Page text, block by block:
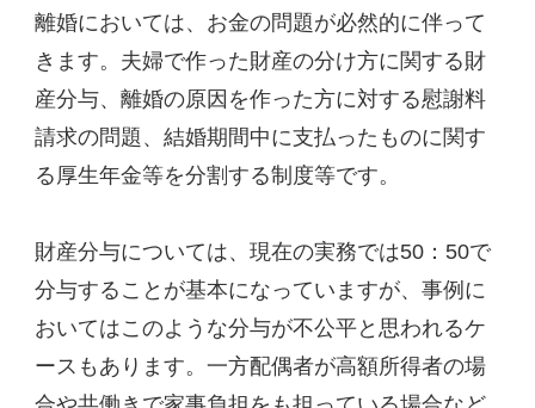
離婚においては、お金の問題が必然的に伴って
きます。夫婦で作った財産の分け方に関する財
産分与、離婚の原因を作った方に対する慰謝料
請求の問題、結婚期間中に支払ったものに関す
る厚生年金等を分割する制度等です。
財産分与については、現在の実務では50：50で
分与することが基本になっていますが、事例に
おいてはこのような分与が不公平と思われるケ
ースもあります。一方配偶者が高額所得者の場